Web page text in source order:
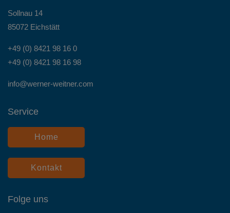
Sollnau 14
85072 Eichstätt
+49 (0) 8421 98 16 0
+49 (0) 8421 98 16 98
info@werner-weitner.com
Service
Home
Kontakt
Folge uns